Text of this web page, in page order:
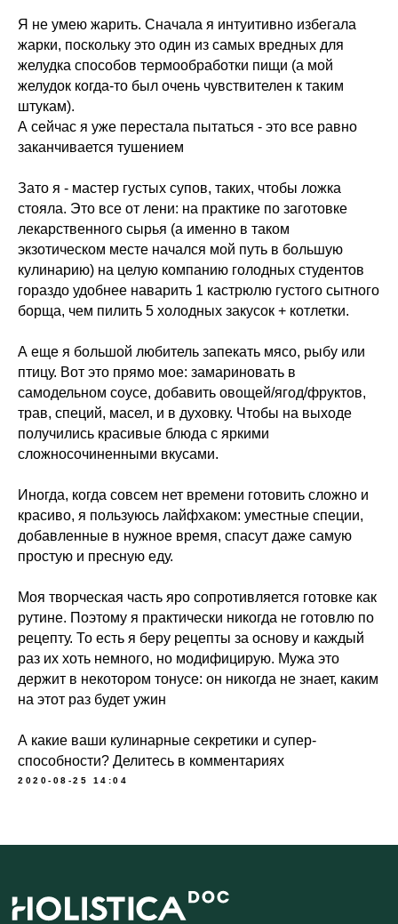
Я не умею жарить. Сначала я интуитивно избегала
жарки, поскольку это один из самых вредных для
желудка способов термообработки пищи (а мой
желудок когда-то был очень чувствителен к таким
штукам).
А сейчас я уже перестала пытаться - это все равно
заканчивается тушением
Зато я - мастер густых супов, таких, чтобы ложка
стояла. Это все от лени: на практике по заготовке
лекарственного сырья (а именно в таком
экзотическом месте начался мой путь в большую
кулинарию) на целую компанию голодных студентов
гораздо удобнее наварить 1 кастрюлю густого сытного
борща, чем пилить 5 холодных закусок + котлетки.
А еще я большой любитель запекать мясо, рыбу или
птицу. Вот это прямо мое: замариновать в
самодельном соусе, добавить овощей/ягод/фруктов,
трав, специй, масел, и в духовку. Чтобы на выходе
получились красивые блюда с яркими
сложносочиненными вкусами.
Иногда, когда совсем нет времени готовить сложно и
красиво, я пользуюсь лайфхаком: уместные специи,
добавленные в нужное время, спасут даже самую
простую и пресную еду.
Моя творческая часть яро сопротивляется готовке как
рутине. Поэтому я практически никогда не готовлю по
рецепту. То есть я беру рецепты за основу и каждый
раз их хоть немного, но модифицирую. Мужа это
держит в некотором тонусе: он никогда не знает, каким
на этот раз будет ужин
А какие ваши кулинарные секретики и супер-
способности? Делитесь в комментариях
2020-08-25 14:04
Меню
О школе
Программы
Магазин
Блог
Юридическая информация
ИП Шиманская Ирина Владимировна
ИНН 780514759572
Положение об акциях
Соцсети
ВКонтакте
Telegram
MAX